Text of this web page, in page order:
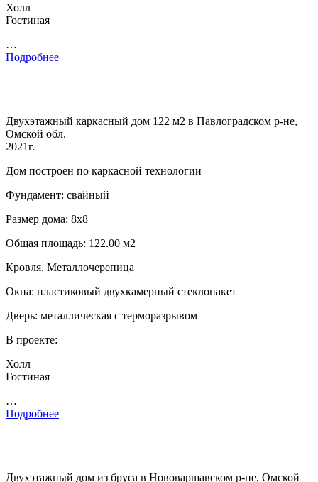
Холл
Гостиная
…
Подробнее
Двухэтажный каркасный дом 122 м2 в Павлоградском р-не,
Омской обл.
2021г.
Дом построен по каркасной технологии
Фундамент: свайный
Размер дома: 8х8
Общая площадь: 122.00 м2
Кровля. Металлочерепица
Окна: пластиковый двухкамерный стеклопакет
Дверь: металлическая с терморазрывом
В проекте:
Холл
Гостиная
…
Подробнее
Двухэтажный дом из бруса в Нововаршавском р-не, Омской